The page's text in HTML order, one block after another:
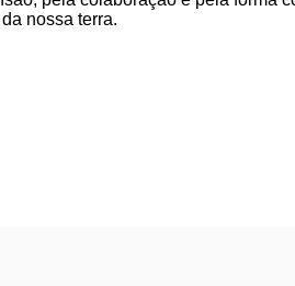
nossa terra.